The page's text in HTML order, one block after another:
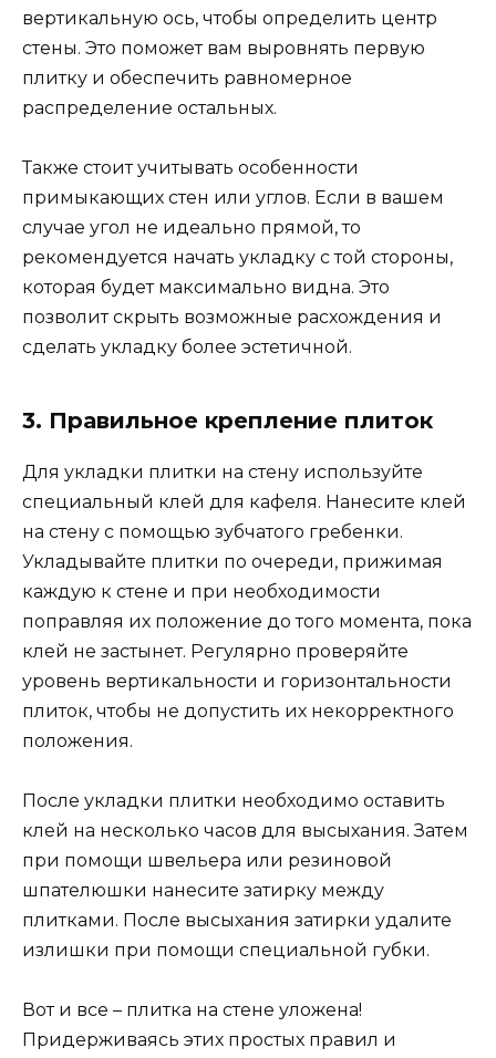
вертикальную ось, чтобы определить центр
стены. Это поможет вам выровнять первую
плитку и обеспечить равномерное
распределение остальных.
Также стоит учитывать особенности
примыкающих стен или углов. Если в вашем
случае угол не идеально прямой, то
рекомендуется начать укладку с той стороны,
которая будет максимально видна. Это
позволит скрыть возможные расхождения и
сделать укладку более эстетичной.
3. Правильное крепление плиток
Для укладки плитки на стену используйте
специальный клей для кафеля. Нанесите клей
на стену с помощью зубчатого гребенки.
Укладывайте плитки по очереди, прижимая
каждую к стене и при необходимости
поправляя их положение до того момента, пока
клей не застынет. Регулярно проверяйте
уровень вертикальности и горизонтальности
плиток, чтобы не допустить их некорректного
положения.
После укладки плитки необходимо оставить
клей на несколько часов для высыхания. Затем
при помощи швельера или резиновой
шпателюшки нанесите затирку между
плитками. После высыхания затирки удалите
излишки при помощи специальной губки.
Вот и все – плитка на стене уложена!
Придерживаясь этих простых правил и